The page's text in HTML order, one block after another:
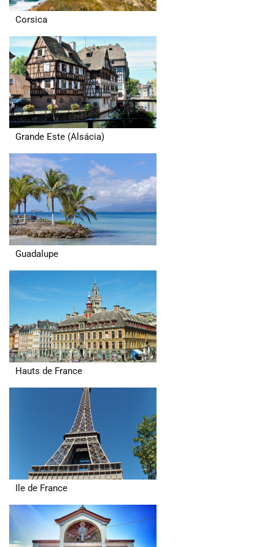
Corsica
Grande Este (Alsácia)
Guadalupe
Hauts de France
Ile de France